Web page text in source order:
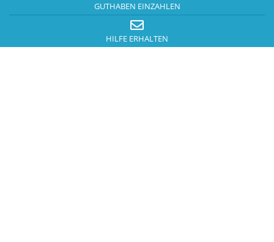
GUTHABEN EINZAHLEN
HILFE ERHALTEN